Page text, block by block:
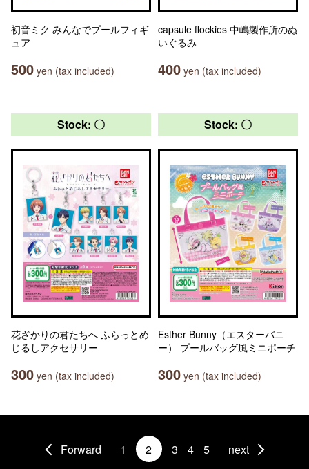
初音ミク みんなでプールフィギ
ュア
500 yen (tax included)
capsule flockies 中嶋製作所のぬ
いぐるみ
400 yen (tax included)
Stock: 〇
花ざかりの君たちへ ふらっとめ
じるしアクセサリー
300 yen (tax included)
Stock: 〇
Esther Bunny（エスターバニ
ー） プールバッグ風ミニポーチ
300 yen (tax included)
Forward 1 2 3 4 5 next